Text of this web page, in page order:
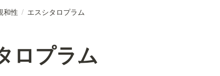
和性 / エスシタロプラム
ロプラム